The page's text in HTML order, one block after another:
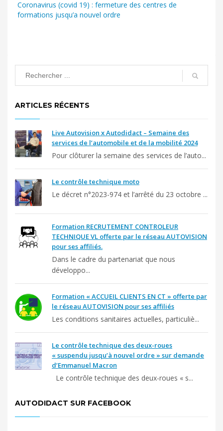
Coronavirus (covid 19) : fermeture des centres de
formations jusqu’a nouvel ordre
ARTICLES RÉCENTS
Live Autovision x Autodidact – Semaine des
services de l’automobile et de la mobilité 2024
Pour clôturer la semaine des services de l’auto...
Le contrôle technique moto
Le décret n°2023-974 et l’arrêté du 23 octobre ...
Formation RECRUTEMENT CONTROLEUR
TECHNIQUE VL offerte par le réseau AUTOVISION
pour ses affiliés.
Dans le cadre du partenariat que nous
développo...
Formation « ACCUEIL CLIENTS EN CT » offerte par
le réseau AUTOVISION pour ses affiliés
Les conditions sanitaires actuelles, particuliè...
Le contrôle technique des deux-roues
« suspendu jusqu’à nouvel ordre » sur demande
d’Emmanuel Macron
Le contrôle technique des deux-roues « s...
AUTODIDACT SUR FACEBOOK